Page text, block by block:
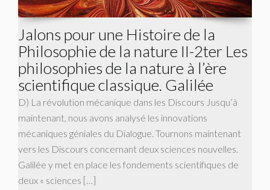
Jalons pour une Histoire de la
Philosophie de la nature II-2ter Les
philosophies de la nature à l’ère
scientifique classique. Galilée
D) La révolution mécanique dans les Discours Jusqu’à
maintenant, nous avons analysé les innovations
mécaniques géniales du Dialogue. Tournons maintenant
vers les Discours concernant deux sciences nouvelles.
Galilée y met en place les fondements scientifiques de
deux « sciences […]